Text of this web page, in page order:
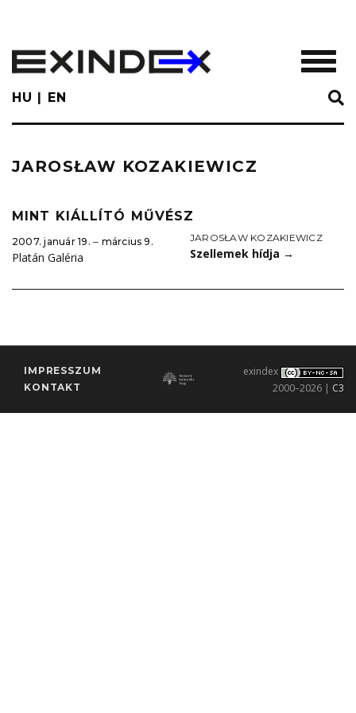
main
content
HU EN
JAROSŁAW KOZAKIEWICZ
MINT KIÁLLÍTÓ MŰVÉSZ
2007. január 19. ‒ március 9.
Platán Galéria
JAROSŁAW KOZAKIEWICZ
Szellemek hídja →
IMPRESSZUM
KONTAKT
exindex
2000–2026 | C3